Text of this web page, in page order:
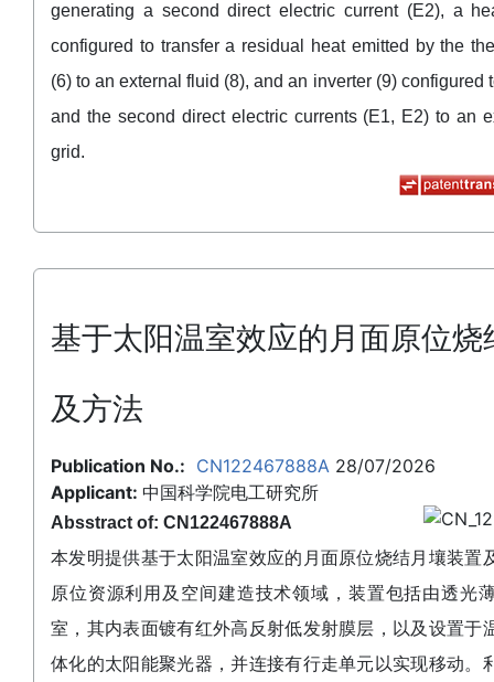
generating a second direct electric current (E2), a
configured to transfer a residual heat emitted by the
(6) to an external fluid (8), and an inverter (9) configured
and the second direct electric currents (E1, E2) to an
grid.
基于太阳温室效应的月面原位烧
及方法
Publication No.: CN122467888A 28/07/2026
Applicant: 中国科学院电工研究所
Absstract of: CN122467888A
本发明提供基于太阳温室效应的月面原位烧结月壤装置
原位资源利用及空间建造技术领域，装置包括由透光
室，其内表面镀有红外高反射低发射膜层，以及设置于
体化的太阳能聚光器，并连接有行走单元以实现移动。